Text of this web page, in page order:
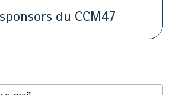
du CCM47